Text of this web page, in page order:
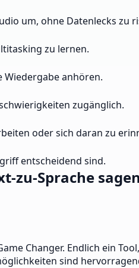
um, ohne Datenlecks zu
zu lernen.
Wiedergabe anhören.
zugänglich.
oder sich daran zu
entscheidend sind.
zu-Sprache
Changer. Endlich ein
sind